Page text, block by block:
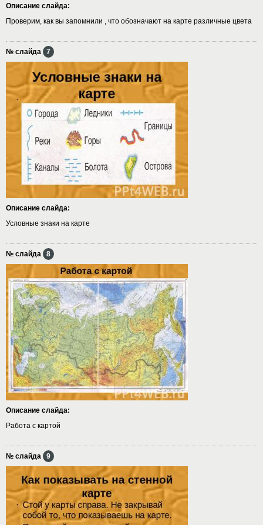
Описание слайда:
Проверим, как вы запомнили , что обозначают на карте различные цвета
№ слайда 7
Описание слайда:
Условные знаки на карте
№ слайда 8
Описание слайда:
Работа с картой
№ слайда 9